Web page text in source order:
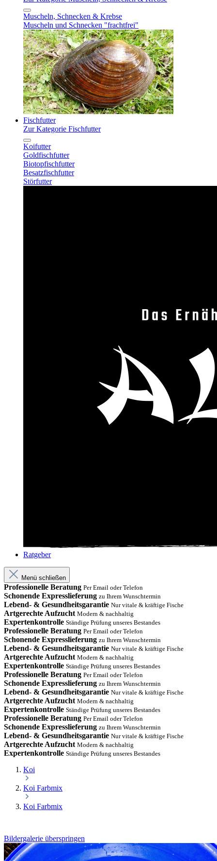
Muscheln, Schnecken & Krebse
Muscheln und Schnecken "frachtfrei"
Fischfutter
Zur Kategorie Fischfutter
Koifutter
Goldfischfutter
Biotopfischfutter
Besatzfischfutter
Störfutter
Ratgeber
Menü schließen
Professionelle Beratung Per Email oder Telefon
Schonende Expresslieferung zu Ihrem Wunschtermin
Lebend- & Gesundheitsgarantie Nur vitale & kräftige Fische
Artgerechte Aufzucht Modern & nachhaltig
Expertenkontrolle Ständige Prüfung unseres Bestandes
Professionelle Beratung Per Email oder Telefon
Schonende Expresslieferung zu Ihrem Wunschtermin
Lebend- & Gesundheitsgarantie Nur vitale & kräftige Fische
Artgerechte Aufzucht Modern & nachhaltig
Expertenkontrolle Ständige Prüfung unseres Bestandes
Professionelle Beratung Per Email oder Telefon
Schonende Expresslieferung zu Ihrem Wunschtermin
Lebend- & Gesundheitsgarantie Nur vitale & kräftige Fische
Artgerechte Aufzucht Modern & nachhaltig
Expertenkontrolle Ständige Prüfung unseres Bestandes
Professionelle Beratung Per Email oder Telefon
Schonende Expresslieferung zu Ihrem Wunschtermin
Lebend- & Gesundheitsgarantie Nur vitale & kräftige Fische
Artgerechte Aufzucht Modern & nachhaltig
Expertenkontrolle Ständige Prüfung unseres Bestandes
Koi
Koi Farbmix
Koi Farbmix
Bildergalerie überspringen